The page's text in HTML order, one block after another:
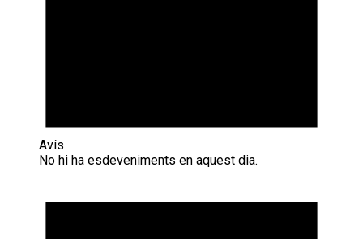
Avís
No hi ha esdeveniments en aquest dia.